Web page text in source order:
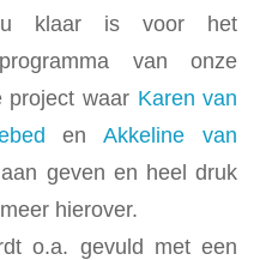
klaar is voor het
van onze
project waar Karen van
enAkkeline van
geven en heel druk
hierover.
o.a. gevuld met een